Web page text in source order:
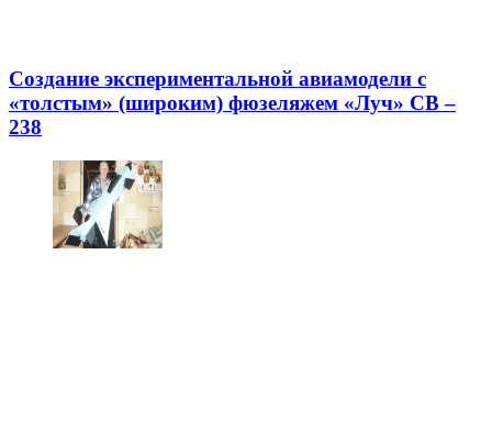
Создание экспериментальной авиамодели с
«толстым» (широким) фюзеляжем «Луч» СВ –
238